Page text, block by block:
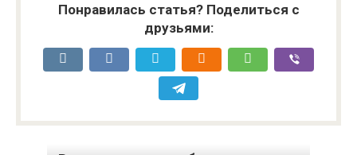
Понравилась статья? Поделиться с
друзьями: